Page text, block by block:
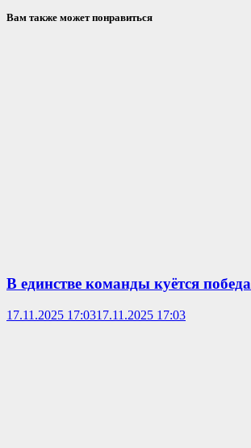
Вам также может понравиться
В единстве команды куётся победа
17.11.2025 17:0317.11.2025 17:03